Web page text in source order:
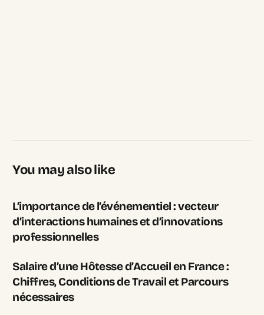
You may also like
L’importance de l’événementiel : vecteur
d’interactions humaines et d’innovations
professionnelles
Salaire d’une Hôtesse d’Accueil en France :
Chiffres, Conditions de Travail et Parcours
nécessaires